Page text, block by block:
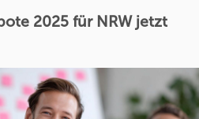
2025 für NRW jetzt